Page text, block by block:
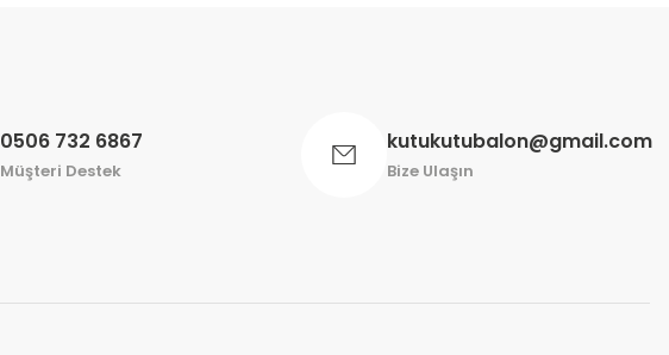
0506 732 6867
Müşteri Destek
kutukutubalon@gmail.com
Bize Ulaşın